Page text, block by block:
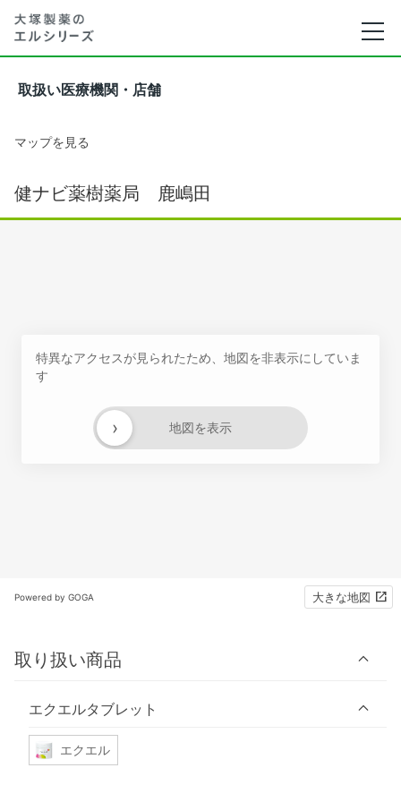
取扱い医療機関・店舗
マップを見る
健ナビ薬樹薬局 鹿嶋田
特異なアクセスが見られたため、地図を非表示にしていま
す
地図を表示
›
Powered by GOGA 大きな地図
取り扱い商品
エクエルタブレット
エクエル